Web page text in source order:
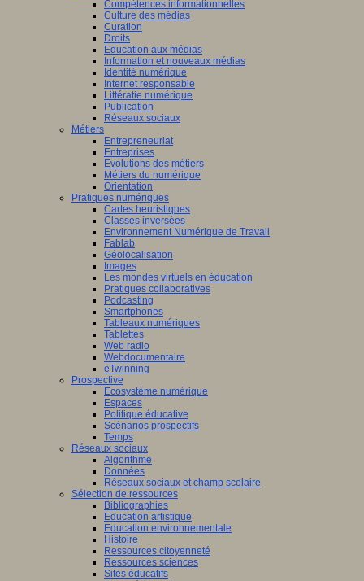
Compétences informationnelles
Culture des médias
Curation
Droits
Education aux médias
Information et nouveaux médias
Identité numérique
Internet responsable
Littératie numérique
Publication
Réseaux sociaux
Métiers
Entrepreneuriat
Entreprises
Evolutions des métiers
Métiers du numérique
Orientation
Pratiques numériques
Cartes heuristiques
Classes inversées
Environnement Numérique de Travail
Fablab
Géolocalisation
Images
Les mondes virtuels en éducation
Pratiques collaboratives
Podcasting
Smartphones
Tableaux numériques
Tablettes
Web radio
Webdocumentaire
eTwinning
Prospective
Ecosystème numérique
Espaces
Politique éducative
Scénarios prospectifs
Temps
Réseaux sociaux
Algorithme
Données
Réseaux sociaux et champ scolaire
Sélection de ressources
Bibliographies
Education artistique
Education environnementale
Histoire
Ressources citoyenneté
Ressources sciences
Sites éducatifs